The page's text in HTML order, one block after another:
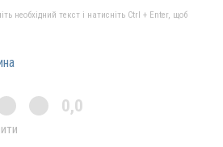
необхідний текст і натисніть Ctrl + Enter, щоб
0,0